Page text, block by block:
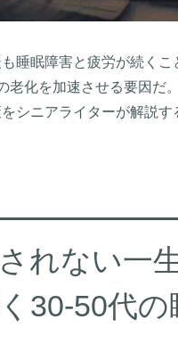
睡眠障害と疲労が続く
老化を加速させる要因
シニアライターが解説す
れない一
30-50代